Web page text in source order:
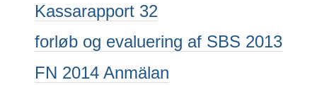
Kassarapport 32
forløb og evaluering af SBS 2013
FN 2014 Anmälan